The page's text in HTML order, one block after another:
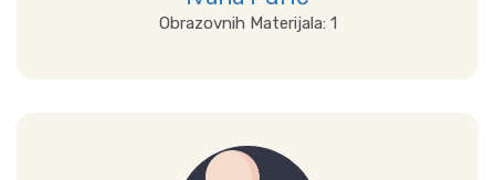
Obrazovnih Materijala: 1
Prikaži sve